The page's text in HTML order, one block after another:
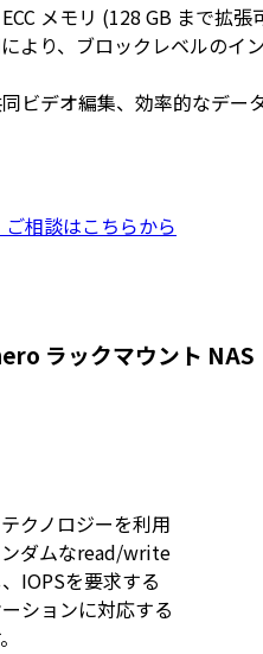
メモリ (128 GB まで拡
より、ブロックレベルの
デオ編集、効率的なデ
相談はこちらから
ラックマウント NAS
クノロジーを利用
ダムなread/write
IOPSを要求する
ションに対応する